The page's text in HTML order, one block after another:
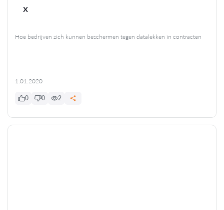
x
Hoe bedrijven zich kunnen beschermen tegen datalekken in contracten
1.01.2020
0 0 2